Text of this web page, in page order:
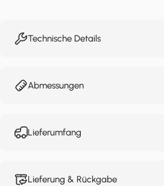
Technische Details
Abmessungen
Lieferumfang
Lieferung & Rückgabe